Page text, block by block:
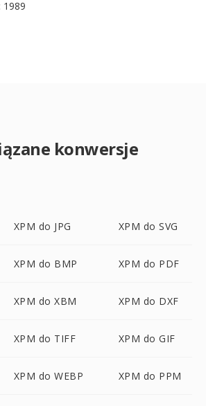
: 1989
konwersje
XPM do JPG XPM do SVG
XPM do BMP XPM do PDF
XPM do XBM XPM do DXF
XPM do TIFF XPM do GIF
XPM do WEBP XPM do PPM